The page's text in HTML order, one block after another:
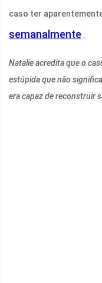
caso ter
semanalmente .
Natalie acredita que o
estúpida que não
era capaz de reconstruir